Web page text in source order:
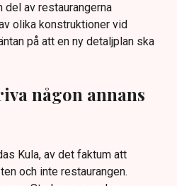
del av restaurangerna
olika konstruktioner vid
på att en ny detaljplan ska
någon annans
Kula, av det faktum att
och inte restaurangen.